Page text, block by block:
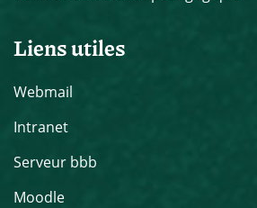
Liens utiles
Webmail
Intranet
Serveur bbb
Moodle